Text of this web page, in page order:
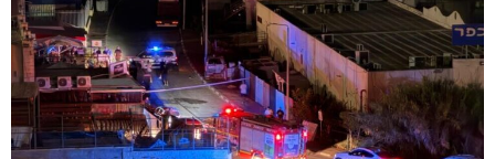
חדשות אחרונות